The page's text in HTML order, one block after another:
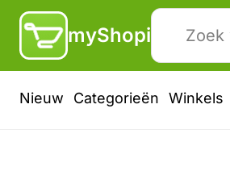
myShopi
Nieuw Categorieën Winkels